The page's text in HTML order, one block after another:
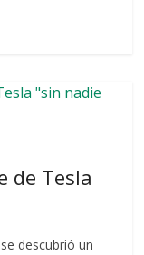
de Tesla
descubrió un